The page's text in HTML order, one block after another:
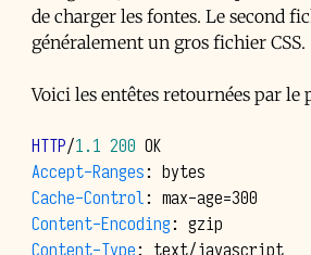
de charger les fontes. Le second
généralement un gros fichier CSS.
Voici les entêtes retournées par
HTTP/1.1 200 OK
Accept-Ranges: bytes
Cache-Control: max-age=300
Content-Encoding: gzip